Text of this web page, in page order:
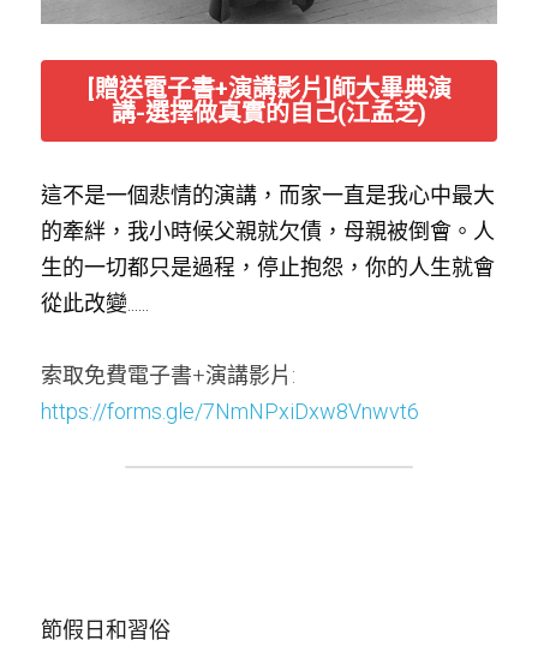
[贈送電子書+演講影片]師大畢典演
講-選擇做真實的自己(江孟芝)
這不是一個悲情的演講，而家一直是我心中最大
的牽絆，我小時候父親就欠債，母親被倒會。人
生的一切都只是過程，停止抱怨，你的人生就會
從此改變......
https://forms.gle/7NmNPxiDxw8Vnwvt6
節假日和習俗